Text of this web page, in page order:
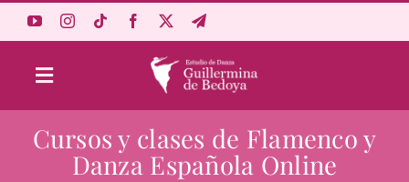
Toggle
Navigation
Aprende Online
Cursos y clases de Flamenco y
Danza Española Online